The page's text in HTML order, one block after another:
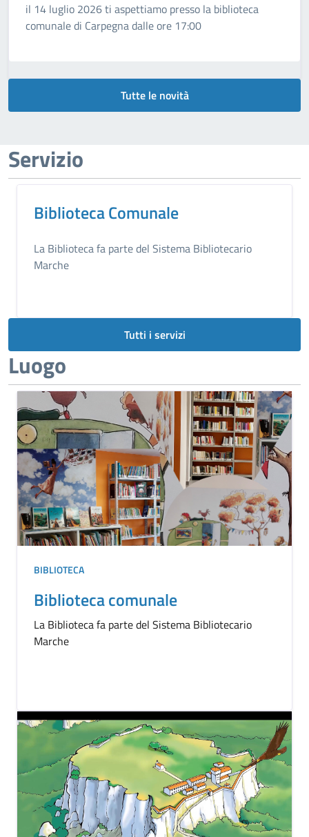
il 14 luglio 2026 ti aspettiamo presso la biblioteca
comunale di Carpegna dalle ore 17:00
Tutte le novità
Servizio
Biblioteca Comunale
La Biblioteca fa parte del Sistema Bibliotecario
Marche
Tutti i servizi
Luogo
BIBLIOTECA
Biblioteca comunale
La Biblioteca fa parte del Sistema Bibliotecario
Marche